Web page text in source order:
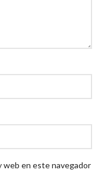
web en este navegador